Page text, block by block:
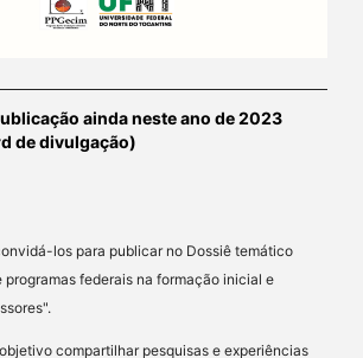
ainda neste ano de 2023
de divulgação)
los para publicar no Dossiê temático
federais na formação inicial e
compartilhar pesquisas e experiências